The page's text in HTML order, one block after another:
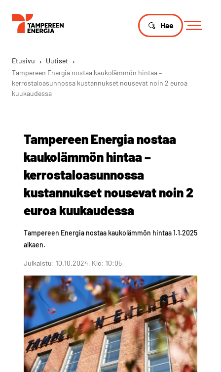
Hae
Etusivu › Uutiset ›
Tampereen Energia nostaa kaukolämmön hintaa –
kerrostaloasunnossa kustannukset nousevat noin 2 euroa
kuukaudessa
Tampereen Energia nostaa
kaukolämmön hintaa –
kerrostaloasunnossa
kustannukset nousevat noin 2
euroa kuukaudessa
Tampereen Energia nostaa kaukolämmön hintaa 1.1.2025
alkaen.
Julkaistu: 10.10.2024, Klo: 10:05